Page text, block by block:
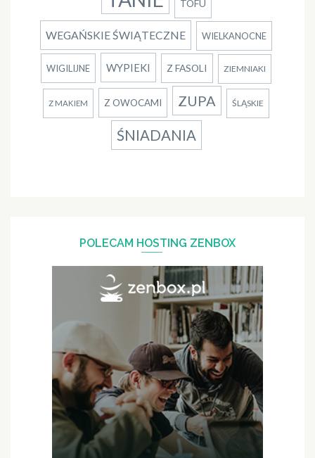
TOFU
WEGAŃSKIE ŚWIĄTECZNE WIELKANOCNE
WIGILIJNE WYPIEKI Z FASOLI ZIEMNIAKI
Z MAKIEM Z OWOCAMI ZUPA ŚLĄSKIE
ŚNIADANIA
POLECAM HOSTING ZENBOX